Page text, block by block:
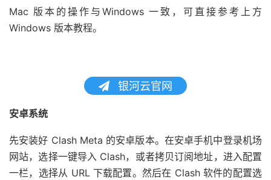
Mac 版本的操作与Windows 一致，可直接参考上方
Windows 版本教程。
银河云官网
安卓系统
先安装好 Clash Meta 的安卓版本。在安卓手机中登录机场
网站，选择一键导入 Clash，或者拷贝订阅地址，进入配置
一栏，选择从 URL 下载配置。然后在 Clash 软件的配置选